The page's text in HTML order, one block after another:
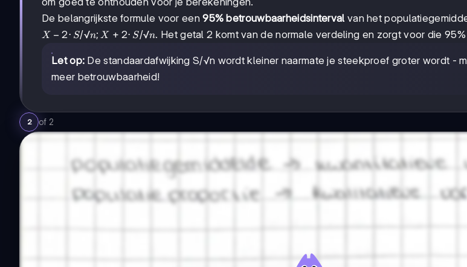
De belangrijkste formule voor een95% betrouwbaarheidsinterval van het
X -
√n ;
2·S/
X − 2⋅ S/√n; X + 2⋅ S/√n. Het getal 2 komt van de normale verdeling en zorgt voor die
Let op: De standaardafwijking S/√n wordt kleiner naarmate je steekproef groter wordt -
meer betrouwbaarheid!
2 of 2